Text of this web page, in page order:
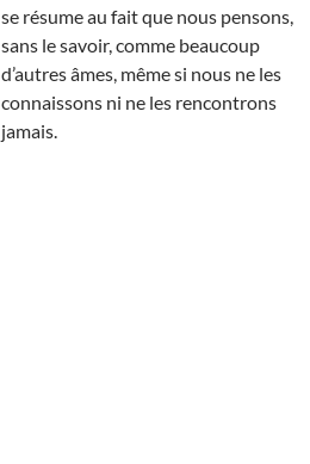
se résume au fait que nous pensons,
sans le savoir, comme beaucoup
d’autres âmes, même si nous ne les
connaissons ni ne les rencontrons
jamais.